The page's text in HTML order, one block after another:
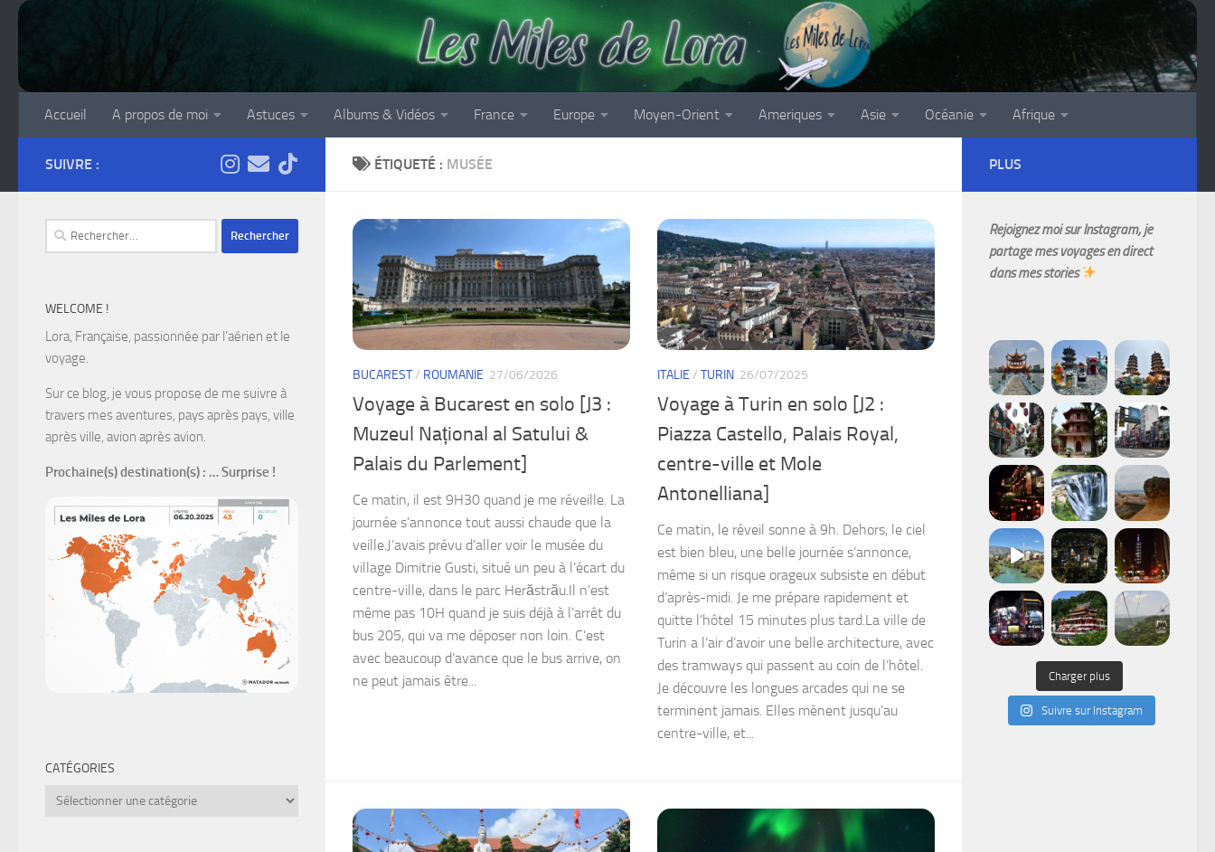
Accueil A propos de moi Astuces Albums & Vidéos France Europe Moyen-Orient Ameriques Asie Océanie Afrique
ÉTIQUETÉ : MUSÉE
BUCAREST/ ROUMANIE 27/06/2026
Voyage à Bucarest en solo [J3 :
Muzeul Național al Satului &
Palais du Parlement]
Ce matin, il est 9H30 quand je me réveille. La
journée s’annonce tout aussi chaude que la
veille.J’avais prévu d’aller voir le musée du
village Dimitrie Gusti, situé un peu à l’écart du
centre-ville, dans le parc Herăstrău.Il n’est
même pas 10H quand je suis déjà à l’arrêt du
bus 205, qui va me déposer non loin. C’est
avec beaucoup d’avance que le bus arrive, on
ne peut jamais être...
ITALIE / TURIN 26/07/2025
Voyage à Turin en solo [J2 :
Piazza Castello, Palais Royal,
centre-ville et Mole
Antonelliana]
Ce matin, le réveil sonne à 9h. Dehors, le ciel
est bien bleu, une belle journée s’annonce,
même si un risque orageux subsiste en début
d’après-midi. Je me prépare rapidement et
quitte l’hôtel 15 minutes plus tard.La ville de
Turin a l’air d’avoir une belle architecture, avec
des tramways qui passent au coin de l’hôtel.
Je découvre les longues arcades qui ne se
terminent jamais. Elles mènent jusqu’au
centre-ville, et...
SUIVRE :
Rechercher :
WELCOME !
Lora, Française, passionnée par l’aérien et le
voyage.
Sur ce blog, je vous propose de me suivre à
travers mes aventures, pays après pays, ville
après ville, avion après avion.
Prochaine(s) destination(s) : … Surprise !
CATÉGORIES
Catégories
PLUS
Rejoignez moi sur Instagram, je
partage mes voyages en direct
dans mes stories
Charger plus
Suivre sur Instagram